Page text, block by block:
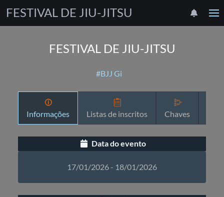
FESTIVAL DE JIU-JITSU
FESTIVAL DE JIU-JITSU
#BJJ Gi
Informações Listas de inscritos Chaves
Data do evento
17/01/2026 - 18/01/2026